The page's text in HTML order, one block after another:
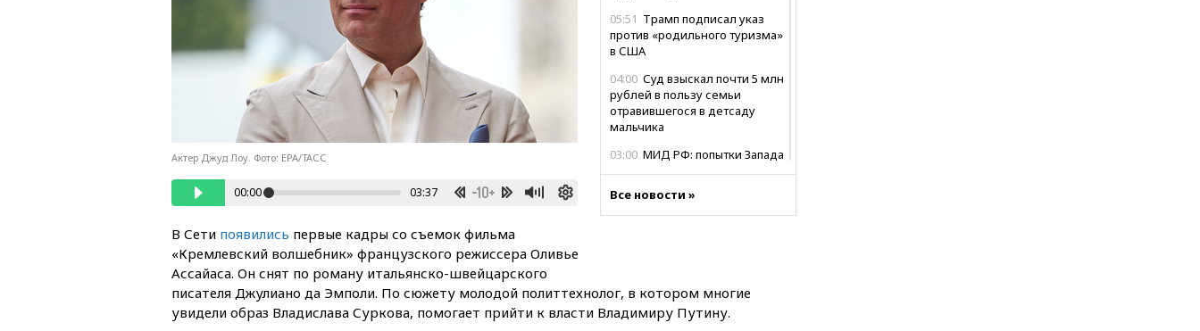
05:51 Трамп подписал указ
против «родильного туризма»
в США
04:00 Суд взыскал почти 5 млн
рублей в пользу семьи
отравившегося в детсаду
мальчика
03:00 МИД РФ: попытки Запада
02:00Ни один водоем Англии
нуждаются в дальнобойных
ракетах и системах Patriot
Все новости »
Актер Джуд Лоу. Фото: EPA/ТАСС
00:00 03:37
В Сети появились первые кадры со съемок фильма
«Кремлевский волшебник» французского режиссера Оливье
Ассайаса. Он снят по роману итальянско-швейцарского
писателя Джулиано да Эмполи. По сюжету молодой политтехнолог, в котором многие
увидели образ Владислава Суркова, помогает прийти к власти Владимиру Путину.